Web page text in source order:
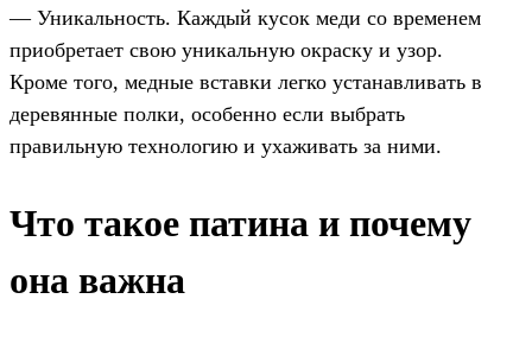
— Уникальность. Каждый кусок меди со временем
приобретает свою уникальную окраску и узор.
Кроме того, медные вставки легко устанавливать в
деревянные полки, особенно если выбрать
правильную технологию и ухаживать за ними.
Что такое патина и почему
она важна